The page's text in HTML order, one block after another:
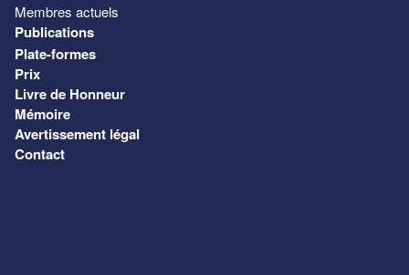
Membres actuels
Publications
Plate-formes
Prix
Livre de Honneur
Mémoire
Avertissement légal
Contact